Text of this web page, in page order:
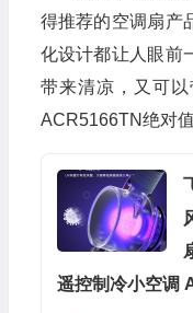
得推荐的空调扇产
化设计都让人眼前
带来清凉，又可
ACR5166TN绝对值
遥控制冷小空调